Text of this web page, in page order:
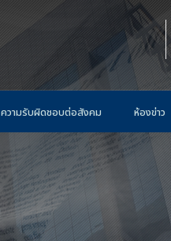
ความรับผิดชอบต่อสังคม ห้องข่าว